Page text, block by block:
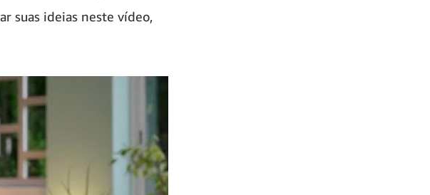
suas ideias neste vídeo,